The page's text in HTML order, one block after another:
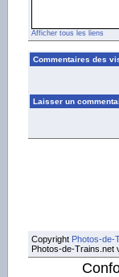
Afficher tous les liens
Commentaires des
Laisser un
Copyright Photos-de-
Photos-de-Trains.net